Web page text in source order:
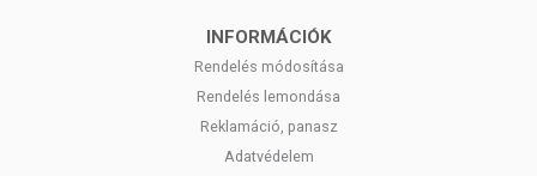
INFORMÁCIÓK
Rendelés módosítása
Rendelés lemondása
Reklamáció, panasz
Adatvédelem